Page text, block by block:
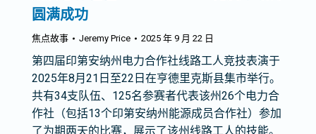
圆满成功
焦点故事 Jeremy Price 2025 年 9 月 22 日
第四届印第安纳州电力合作社线路工人竞技表演于
2025年8月21日至22日在亨德里克斯县集市举行。
共有34支队伍、125名参赛者代表该州26个电力合
作社（包括13个印第安纳州能源成员合作社）参加
了为期两天的比赛，展示了该州线路工人的技能。